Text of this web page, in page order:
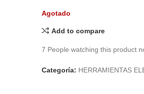
Agotado
Add to compare
7 People watching this product
Categoría: HERRAMIENTAS